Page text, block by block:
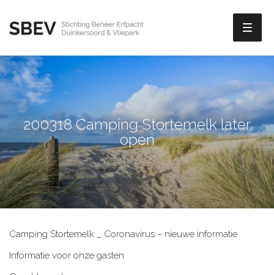
200318 Camping Stortemelk later
open
Camping Stortemelk _ Coronavirus – nieuwe informatie
Informatie voor onze gasten